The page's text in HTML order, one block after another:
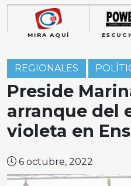
MIRA AQUÍ
REGIONALES
Preside
arranque del
violeta en
6 octubre, 2022